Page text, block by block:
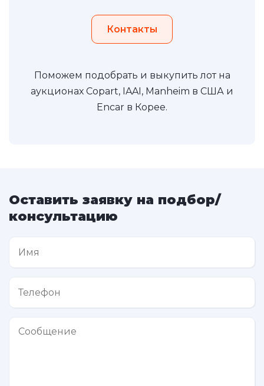
Контакты
Поможем подобрать и выкупить лот на
аукционах Copart, IAAI, Manheim в США и
Encar в Корее.
Оставить заявку на подбор/
консультацию